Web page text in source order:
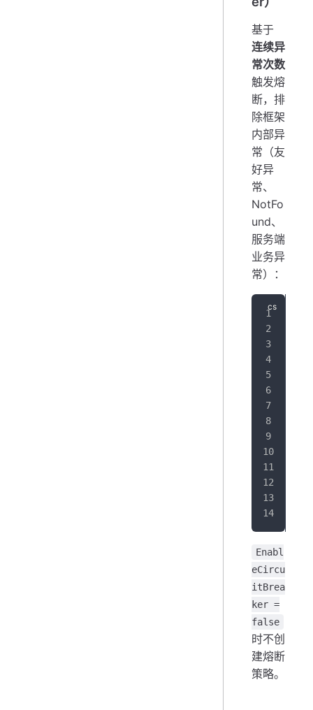
基于
连续异
常次数
触发熔
断，排
除框架
内部异
常（友
好异
常、
NotFo
und、
服务端
业务异
常）：
Enabl
eCircu
itBrea
ker =
false
时不创
建熔断
策略。